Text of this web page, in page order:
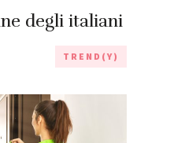
degli italiani
TREND(Y)